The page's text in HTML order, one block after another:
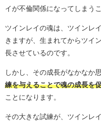
イが不倫関係になってしまう
ツインレイの魂は、ツインレ
きますが、生まれてからツイ
長させているのです。
しかし、その成長がなかなか
練を与えることで魂の成長を
ことになります。
その大きな試練が、ツインレ